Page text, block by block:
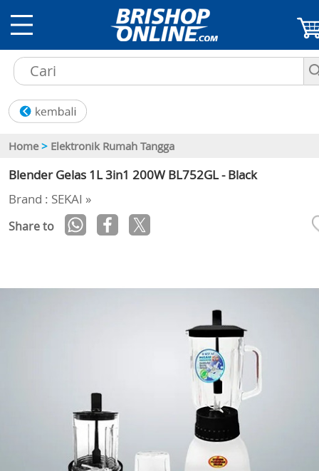
Home > Elektronik Rumah Tangga
Blender Gelas 1L 3in1 200W BL752GL - Black
Brand : SEKAI »
Share to